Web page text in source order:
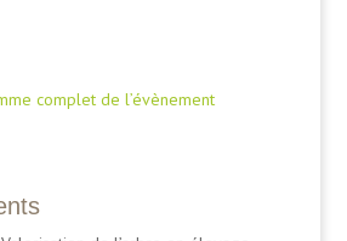
complet de l’évènement